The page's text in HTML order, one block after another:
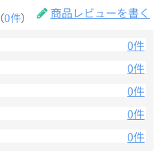
（0件）
商品レビューを書く
0件
0件
0件
0件
0件